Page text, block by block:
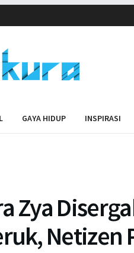
GAYA HIDUP INSPIRASI
Zya
Netizen